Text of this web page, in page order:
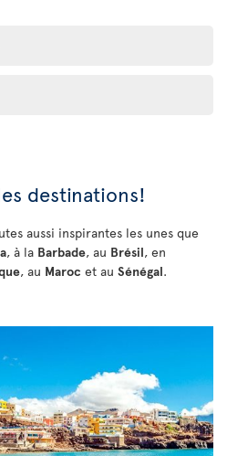
destinations!
aussi inspirantes les unes que
, à la Barbade, au Brésil, en
, au Maroc et au Sénégal.